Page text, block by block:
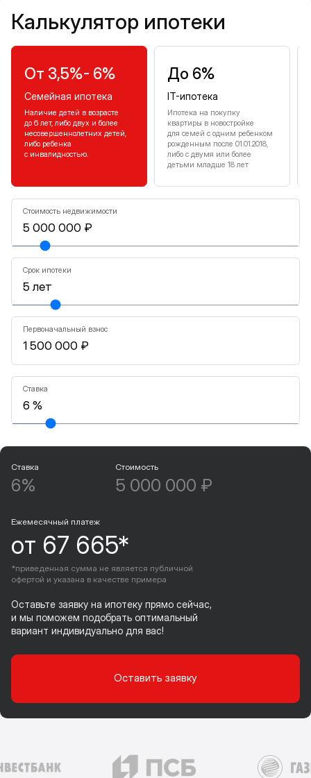
Калькулятор ипотеки
От 3,5%- 6%
Семейная ипотека
Наличие детей в возрасте
до 6 лет, либо двух и более
несовершеннолетних детей,
либо ребенка
с инвалидностью.
До 6%
IT-ипотека
Ипотека на покупку
квартиры в новостройке
для семей с одним ребенком
рожденным после 01.01.2018,
либо с двумя или более
детьми младше 18 лет
Стоимость недвижимости
Срок ипотеки
Первоначальный взнос
Ставка
Ставка
6%
Стоимость
5 000 000 ₽
Ежемесячный платеж
от 67 665*
*приведенная сумма не является публичной
офертой и указана в качестве примера
Оставьте заявку на ипотеку прямо сейчас,
и мы поможем подобрать оптимальный
вариант индивидуально для вас!
Оставить заявку